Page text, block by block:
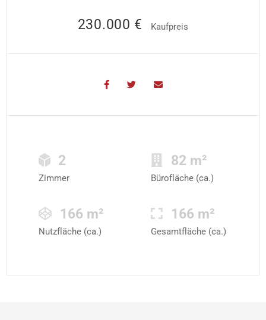
230.000 € Kaufpreis
2
Zimmer
82 m²
Bürofläche (ca.)
166 m²
Nutzfläche (ca.)
166 m²
Gesamtfläche (ca.)